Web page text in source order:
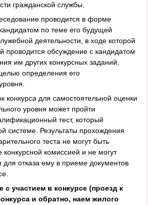
гражданской службы.
проводится в форме
по теме его будущей
деятельности, в ходе которой
проводится обсуждение с кандидатом
им других конкурсных заданий,
определения его
конкурса для самостоятельной оценки
уровня может пройти
тест, который
системе. Результаты прохождения
теста не могут быть
комиссией и не могут
для отказа ему в приеме документов
с участием в конкурсе (проезд к
и обратно, наем жилого